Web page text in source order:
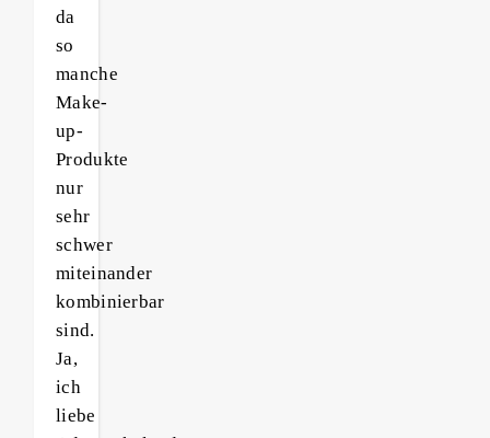
da
so
manche
Make-
up-
Produkte
nur
sehr
schwer
miteinander
kombinierbar
sind.
Ja,
ich
liebe